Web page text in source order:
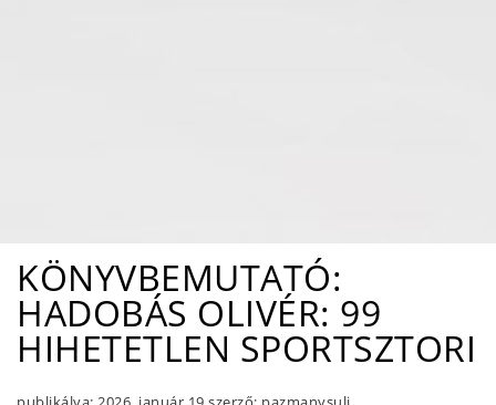
KÖNYVBEMUTATÓ:
HADOBÁS OLIVÉR: 99
HIHETETLEN SPORTSZTORI